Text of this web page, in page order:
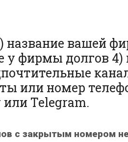
название вашей
у фирмы долгов
или номер
Telegram.
с закрытым номером